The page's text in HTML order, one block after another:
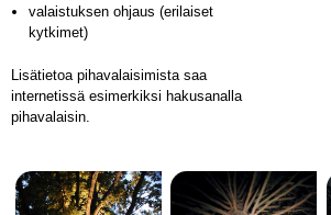
valaistuksen ohjaus (erilaiset
kytkimet)
Lisätietoa pihavalaisimista saa
internetissä esimerkiksi hakusanalla
pihavalaisin.